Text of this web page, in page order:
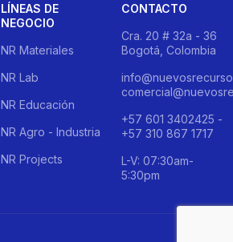
LÍNEAS DE
NEGOCIO
NR Materiales
NR Lab
NR Educación
NR Agro - Industria
NR Projects
CONTACTO
Cra. 20 # 32a - 36
Bogotá, Colombia
+57 601 3402425 -
+57 310 867 1717
L-V: 07:30am-
5:30pm